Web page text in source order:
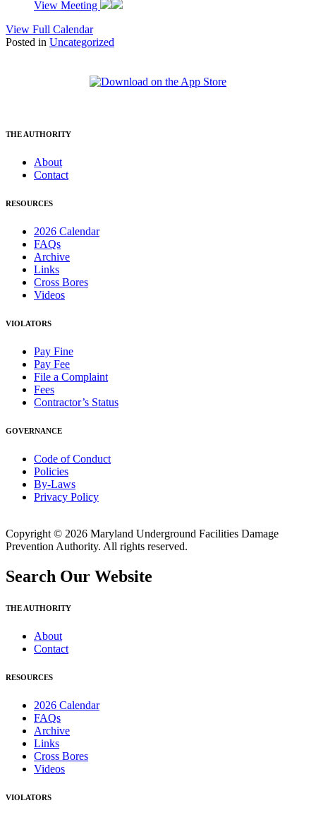
View Meeting
View Full Calendar
Posted in Uncategorized
THE AUTHORITY
About
Contact
RESOURCES
2026 Calendar
FAQs
Archive
Links
Cross Bores
Videos
VIOLATORS
Pay Fine
Pay Fee
File a Complaint
Fees
Contractor’s Status
GOVERNANCE
Code of Conduct
Policies
By-Laws
Privacy Policy
Copyright © 2026 Maryland Underground Facilities Damage
Prevention Authority. All rights reserved.
Search Our Website
THE AUTHORITY
About
Contact
RESOURCES
2026 Calendar
FAQs
Archive
Links
Cross Bores
Videos
VIOLATORS